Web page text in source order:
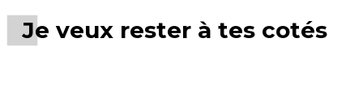
Je veux rester à tes cotés